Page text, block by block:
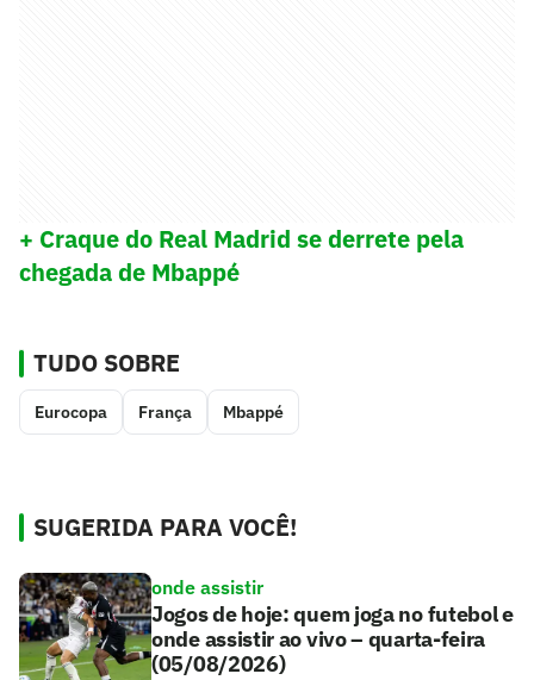
+ Craque do Real Madrid se derrete pela
chegada de Mbappé
TUDO SOBRE
Eurocopa França Mbappé
SUGERIDA PARA VOCÊ!
onde assistir
Jogos de hoje: quem joga no futebol e
onde assistir ao vivo – quarta-feira
(05/08/2026)